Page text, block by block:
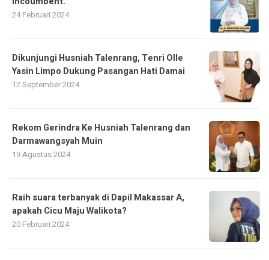
24 Februari 2024
Dikunjungi Husniah Talenrang, Tenri Olle
Yasin Limpo Dukung Pasangan Hati Damai
12 September 2024
Rekom Gerindra Ke Husniah Talenrang dan
Darmawangsyah Muin
19 Agustus 2024
Raih suara terbanyak di Dapil Makassar A,
apakah Cicu Maju Walikota?
20 Februari 2024